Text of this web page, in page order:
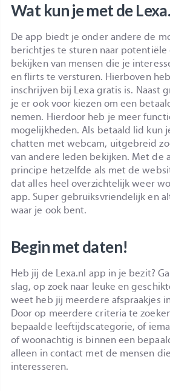
Wat kun je met de
De app biedt je onder andere de
berichtjes te sturen naar
bekijken van mensen die je
en flirts te versturen. Hierboven
inschrijven bij Lexa gratis is. Naast
je er ook voor kiezen om een
nemen. Hierdoor heb je meer
mogelijkheden. Als betaald lid kun
chatten met webcam, uitgebreid
van andere leden bekijken. Met de
principe hetzelfde als met de
dat alles heel overzichtelijk weer
app. Super gebruiksvriendelijk en
waar je ook bent.
Begin met daten!
Heb jij de Lexa.nl app in je bezit?
slag, op zoek naar leuke en
weet heb jij meerdere afspraakjes
Door op meerdere criteria te
bepaalde leeftijdscategorie, of
of woonachtig is binnen een
alleen in contact met de mensen
interesseren.